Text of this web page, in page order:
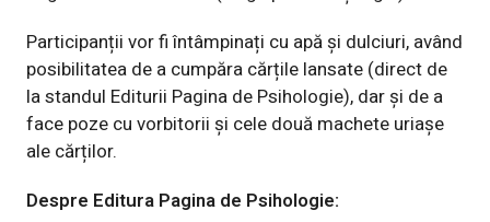
Participanții vor fi întâmpinați cu apă și dulciuri, având
posibilitatea de a cumpăra cărțile lansate (direct de
la standul Editurii Pagina de Psihologie), dar și de a
face poze cu vorbitorii și cele două machete uriașe
ale cărților.
Despre Editura Pagina de Psihologie: